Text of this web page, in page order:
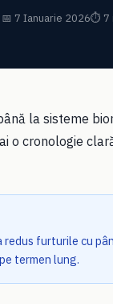
📅 7 Ianuarie 2026⏱ 7
la sisteme
o cronologie
furturile cu
termen lung.